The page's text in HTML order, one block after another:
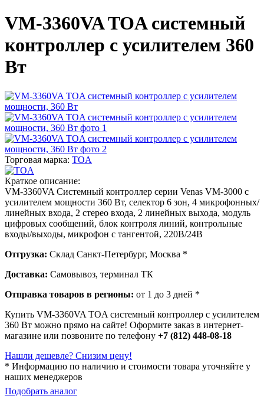
VM-3360VA TOA системный
контроллер с усилителем 360
Вт
Торговая марка: TOA
Краткое описание:
VM-3360VA Системный контроллер серии Venas VM-3000 c
усилителем мощности 360 Вт, селектор 6 зон, 4 микрофонных/
линейных входа, 2 стерео входа, 2 линейных выхода, модуль
цифровых сообщений, блок контроля линий, контрольные
входы/выходы, микрофон с тангентой, 220В/24В
Отгрузка: Склад Санкт-Петербург, Москва *
Доставка: Самовывоз, терминал ТК
Отправка товаров в регионы: от 1 до 3 дней *
Купить VM-3360VA TOA системный контроллер с усилителем
360 Вт можно прямо на сайте! Оформите заказ в интернет-
магазине или позвоните по телефону +7 (812) 448-08-18
Нашли дешевле? Снизим цену!
* Информацию по наличию и стоимости товара уточняйте у
наших менеджеров
Подобрать аналог